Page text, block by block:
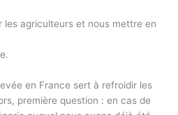
les agriculteurs et nous mettre en
en France sert à refroidir les
première question : en cas de